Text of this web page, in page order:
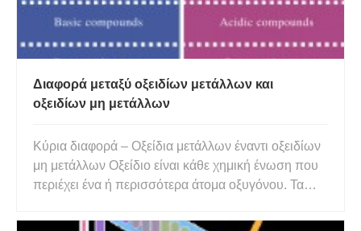
Διαφορά μεταξύ οξειδίων μετάλλων και
οξειδίων μη μετάλλων
Κύρια διαφορά – Οξείδια μετάλλων έναντι οξειδίων
μη μετάλλων Οξείδιο είναι κάθε χημική ένωση που
περιέχει ένα ή περισσότερα άτομα οξυγόνου. Τα
όπως εξαιρετική ηλεκτρική και θερμική